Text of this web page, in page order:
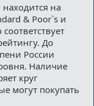
на
& Poor`s и
До
России
Наличие
круг
могут покупать